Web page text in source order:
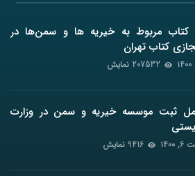
معرفی ۲۲ کتاب مربوط به خیریه ها و سمن‌ها در
کتاب تهران
207532 نمایش
ثبت موسسه خیریه و سمن در وزارت
9416 نمایش